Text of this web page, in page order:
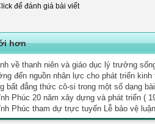
để đánh giá bài viết
hơn
về thanh niên và giáo dục lý trưởng
đến nguồn nhân lực cho phát triển
bất đẳng thức cô-si trong một số dạng
Phúc 20 năm xây dựng và phát triển (
Phúc tham dự trực tuyến Lễ bảo vệ